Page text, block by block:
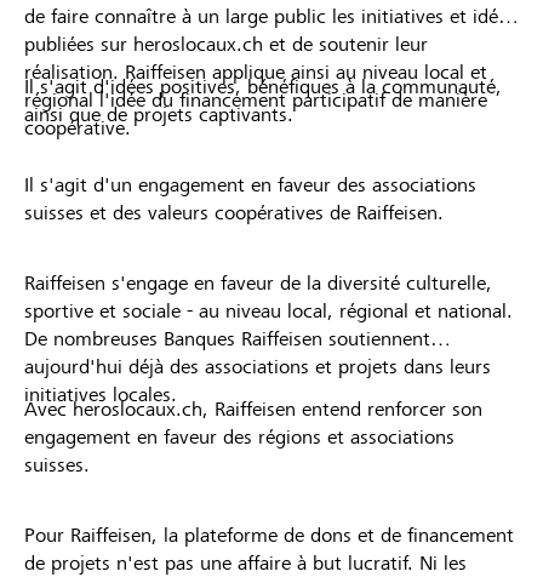
de faire connaître à un large public les initiatives et idées
publiées sur heroslocaux.ch et de soutenir leur
réalisation. Raiffeisen applique ainsi au niveau local et
régional l'idée du financement participatif de manière
coopérative.
Il s'agit d'idées positives, bénéfiques à la communauté,
ainsi que de projets captivants.
Il s'agit d'un engagement en faveur des associations
suisses et des valeurs coopératives de Raiffeisen.
Raiffeisen s'engage en faveur de la diversité culturelle,
sportive et sociale - au niveau local, régional et national.
De nombreuses Banques Raiffeisen soutiennent
aujourd'hui déjà des associations et projets dans leurs
initiatives locales.
Avec heroslocaux.ch, Raiffeisen entend renforcer son
engagement en faveur des régions et associations
suisses.
Pour Raiffeisen, la plateforme de dons et de financement
de projets n'est pas une affaire à but lucratif. Ni les